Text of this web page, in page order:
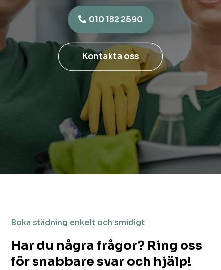
010 182 2590
Kontakta oss
Boka städning enkelt och smidigt
Har du några frågor? Ring oss
för snabbare svar och hjälp!